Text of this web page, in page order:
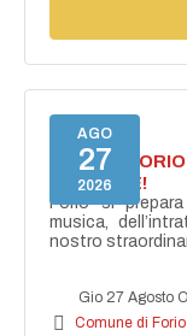
AGO
27
2026
NASCE
ACCENDE!
Forio si
musica,
nostro
Gio 27 Agosto
Comune di Forio